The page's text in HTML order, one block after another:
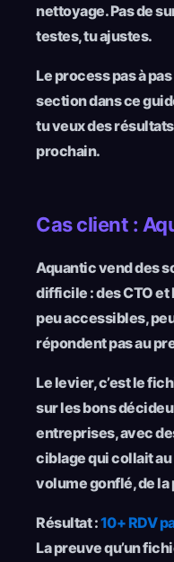
nettoyage. Pas de
testes, tu ajustes.
Le process pas à
section dans ce
tu veux des
prochain.
Cas client :
Aquantic vend des
difficile : des CTO et
peu accessibles,
répondent pas au
Le levier, c’est le
sur les bons
entreprises, avec
ciblage qui collait au
volume gonflé, de
Résultat :10+ RDV
La preuve qu’un